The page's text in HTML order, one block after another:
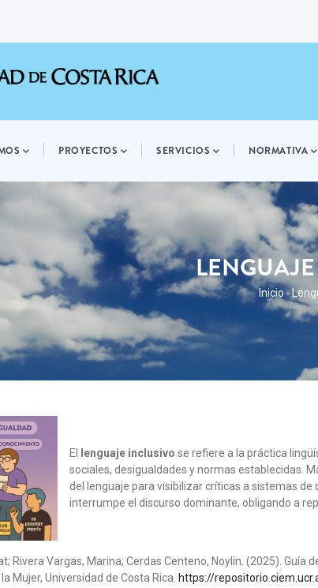
PROYECTOS SERVICIOS NORMATIVA
RUTA
DE
Inicio -
El lenguaje inclusivo se refiere a la práctica
sociales, desigualdades y normas establecidas.
del lenguaje para visibilizar críticas a sistemas
interrumpe el discurso dominante, obligando a
Rivera Vargas, Marina; Cerdas Centeno, Noylin. (2025). Guía
Mujer, Universidad de Costa Rica. https://